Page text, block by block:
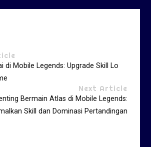
di Mobile Legends: Upgrade Skill Lo
Next Article
Bermain Atlas di Mobile Legends:
Skill dan Dominasi Pertandingan